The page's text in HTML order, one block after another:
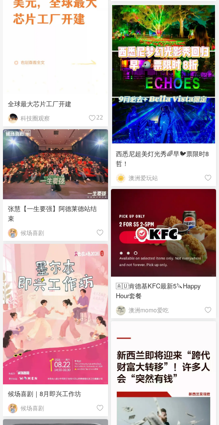
全球最大芯片工厂开建
科技圈观察 22
西悉尼超美灯光秀🌈早🐦票限时8
哲！
澳洲爱玩站
张慧【一生要强】阿德莱德站结
束
候场喜剧
🇦🇺肯德基KFC最新5🔪Happy
Hour套餐
澳洲momo爱吃
候场喜剧｜8月即兴工作坊
候场喜剧